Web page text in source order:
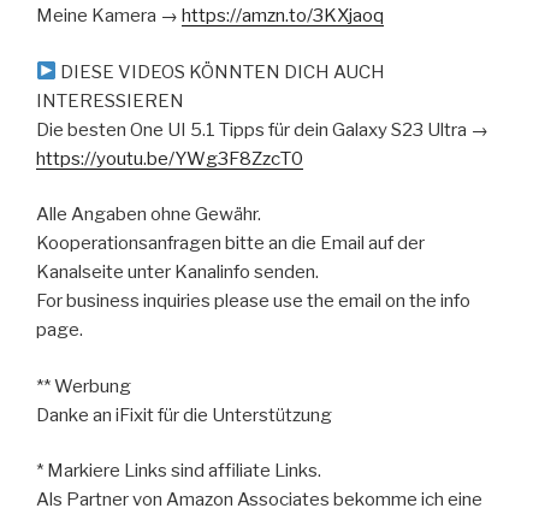
Meine Kamera → https://amzn.to/3KXjaoq
DIESE VIDEOS KÖNNTEN DICH AUCH
INTERESSIEREN
Die besten One UI 5.1 Tipps für dein Galaxy S23 Ultra →
https://youtu.be/YWg3F8ZzcT0
Alle Angaben ohne Gewähr.
Kooperationsanfragen bitte an die Email auf der
Kanalseite unter Kanalinfo senden.
For business inquiries please use the email on the info
page.
** Werbung
Danke an iFixit für die Unterstützung
* Markiere Links sind affiliate Links.
Als Partner von Amazon Associates bekomme ich eine